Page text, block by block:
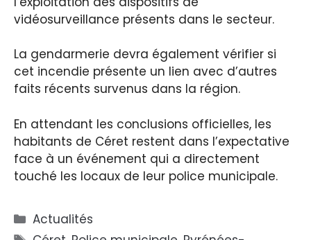
vidéosurveillance présents dans le secteur.
La gendarmerie devra également vérifier si
cet incendie présente un lien avec d’autres
faits récents survenus dans la région.
En attendant les conclusions officielles, les
habitants de Céret restent dans l’expectative
face à un événement qui a directement
touché les locaux de leur police municipale.
Catégories
Actualités